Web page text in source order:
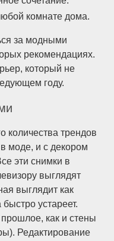
за модными
рекомендациях.
который не
году.
количества трендов
моде, и с декором
эти снимки в
выглядят
выглядит как
устареет.
как и стены
Редактирование